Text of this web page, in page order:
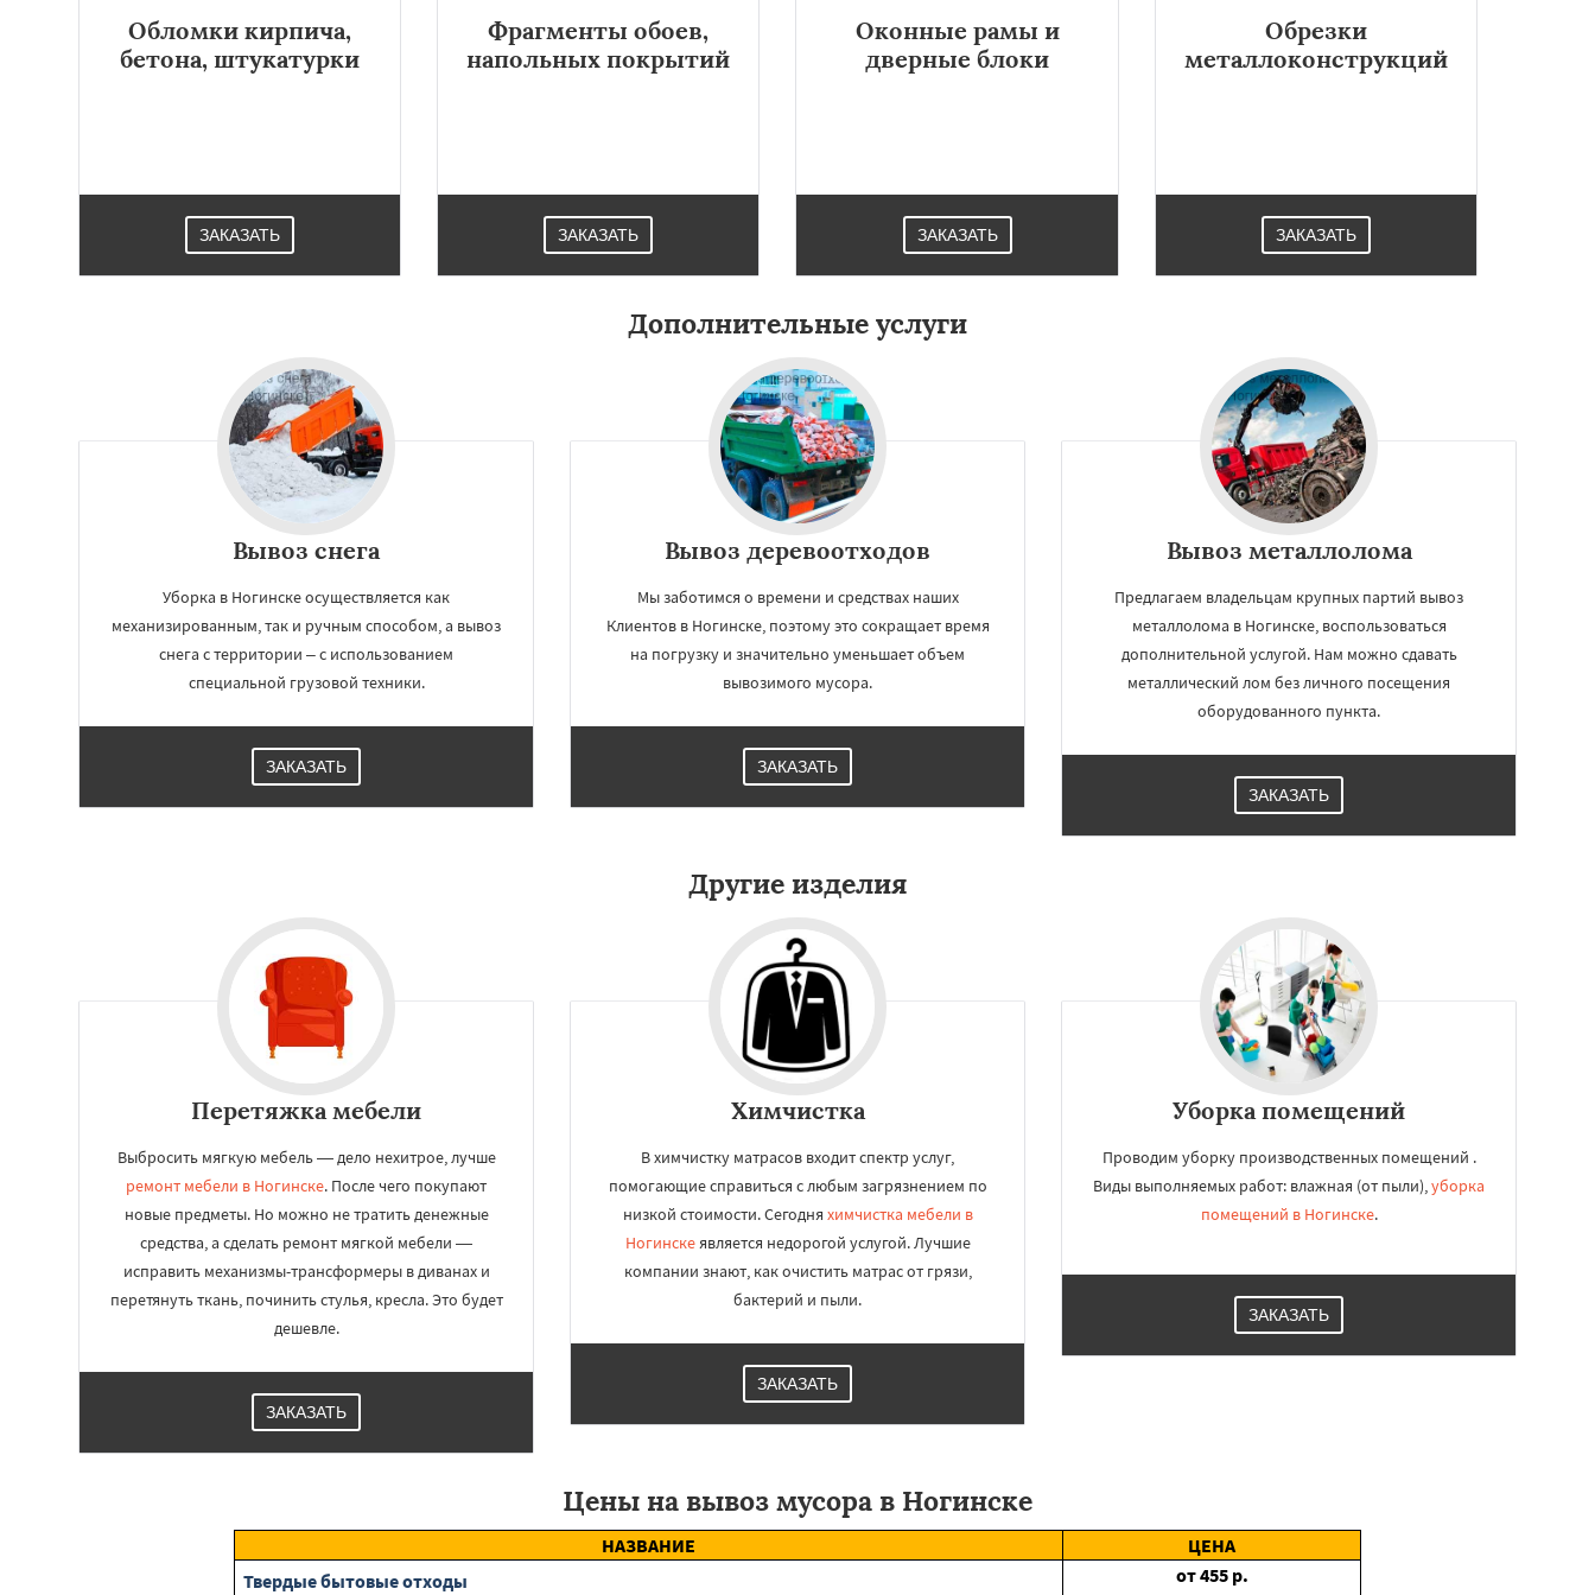
Обломки кирпича,
бетона, штукатурки
ЗАКАЗАТЬ
Фрагменты обоев,
напольных покрытий
ЗАКАЗАТЬ
Оконные рамы и
дверные блоки
ЗАКАЗАТЬ
Обрезки
металлоконструкций
ЗАКАЗАТЬ
Дополнительные услуги
Вывоз снега
Уборка в Ногинске осуществляется как
механизированным, так и ручным способом, а вывоз
снега с территории – с использованием
специальной грузовой техники.
ЗАКАЗАТЬ
Вывоз деревоотходов
Мы заботимся о времени и средствах наших
Клиентов в Ногинске, поэтому это сокращает время
на погрузку и значительно уменьшает объем
вывозимого мусора.
ЗАКАЗАТЬ
Вывоз металлолома
Предлагаем владельцам крупных партий вывоз
металлолома в Ногинске, воспользоваться
дополнительной услугой. Нам можно сдавать
металлический лом без личного посещения
оборудованного пункта.
ЗАКАЗАТЬ
Другие изделия
Перетяжка мебели
Выбросить мягкую мебель — дело нехитрое, лучше
ремонт мебели в Ногинске. После чего покупают
новые предметы. Но можно не тратить денежные
средства, а сделать ремонт мягкой мебели —
исправить механизмы-трансформеры в диванах и
перетянуть ткань, починить стулья, кресла. Это будет
дешевле.
ЗАКАЗАТЬ
Химчистка
В химчистку матрасов входит спектр услуг,
помогающие справиться с любым загрязнением по
низкой стоимости. Сегодня химчистка мебели в
Ногинскеявляется недорогой услугой. Лучшие
компании знают, как очистить матрас от грязи,
бактерий и пыли.
ЗАКАЗАТЬ
Уборка помещений
Проводим уборку производственных помещений .
Виды выполняемых работ: влажная (от пыли),уборка
помещений в Ногинске.
ЗАКАЗАТЬ
Цены на вывоз мусора в Ногинске
НАЗВАНИЕ
ЦЕНА
Твердые бытовые отходы
от455 р.